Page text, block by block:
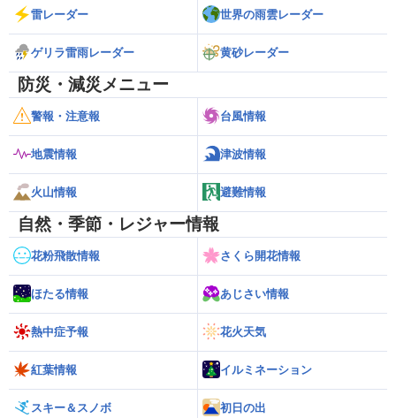
雷レーダー 世界の雨雲レーダー
ゲリラ雷雨レーダー 黄砂レーダー
防災・減災メニュー
警報・注意報 台風情報
地震情報 津波情報
火山情報 避難情報
自然・季節・レジャー情報
花粉飛散情報 さくら開花情報
ほたる情報 あじさい情報
熱中症予報 花火天気
紅葉情報 イルミネーション
スキー＆スノボ 初日の出